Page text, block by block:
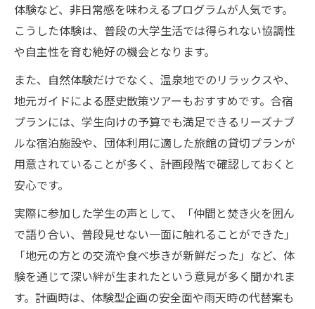
体験など、非日常感を味わえるプログラムが人気です。
こうした体験は、普段の大学生活では得られない協調性
や自主性を育む絶好の機会となります。
また、自然体験だけでなく、温泉地でのリラックスや、
地元ガイドによる歴史散策ツアーもおすすめです。合宿
プランには、学生向けの予算でも満足できるリーズナブ
ルな宿泊施設や、団体利用に適した旅館の貸切プランが
用意されていることが多く、計画段階で確認しておくと
安心です。
実際に参加した学生の声として、「仲間と焚き火を囲ん
で語り合い、普段見せない一面に触れることができた」
「地元の方との交流や食べ歩きが新鮮だった」など、体
験を通じて深い絆が生まれたという意見が多く聞かれま
す。計画時は、体験型企画の安全面や雨天時の代替案も